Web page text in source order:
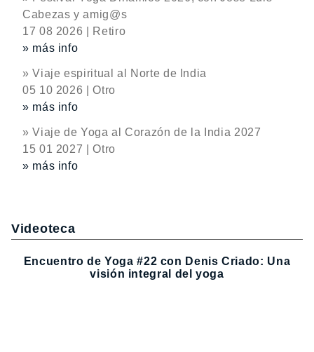
Cabezas y amig@s
17 08 2026 | Retiro
» más info
» Viaje espiritual al Norte de India
05 10 2026 | Otro
» más info
» Viaje de Yoga al Corazón de la India 2027
15 01 2027 | Otro
» más info
Videoteca
Encuentro de Yoga #22 con Denis Criado: Una
visión integral del yoga